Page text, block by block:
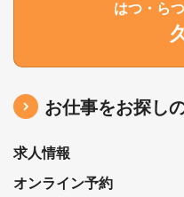
はつ・ら
お仕事をお探し
求人情報
オンライン予約